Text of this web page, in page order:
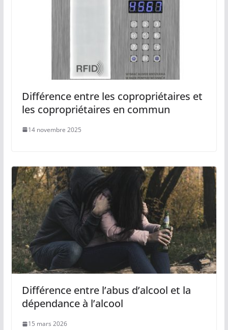
Différence entre les copropriétaires et
les copropriétaires en commun
14 novembre 2025
Différence entre l’abus d’alcool et la
dépendance à l’alcool
15 mars 2026